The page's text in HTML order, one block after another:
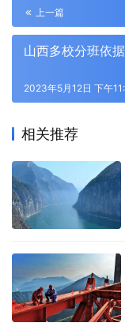
上一篇
山西多校分班依
2023年5月12日 下午
相关推荐